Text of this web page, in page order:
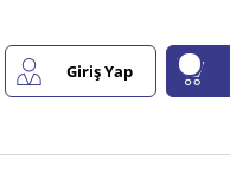
Giriş Yap